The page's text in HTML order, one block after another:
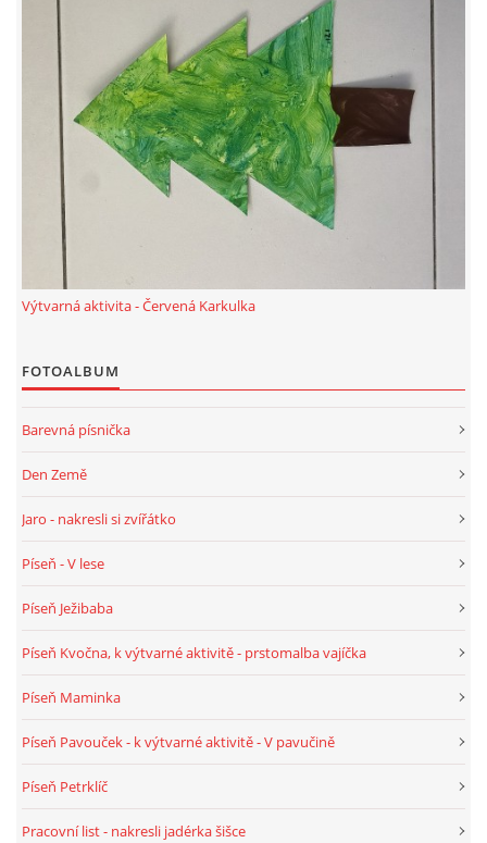
BÁSNĚ K TÉMATU ZIMA
POHYBOVÉ AKTIVITY NA TÉMA ZIMA
VZDĚLÁVACÍ PLÁN OD ZÁŘÍ DO ČERVNA
TÝDENNÍ PLÁNY
SMYSLOVÁ AKTIVITA
KALENDÁŘ PRO DĚTI
SVATÝ VÁCLAV
HALLOWEEN
Výtvarná aktivita - Červená Karkulka
FOTOALBUM
Barevná písnička
Den Země
Jaro - nakresli si zvířátko
Píseň - V lese
Píseň Ježibaba
Píseň Kvočna, k výtvarné aktivitě - prstomalba vajíčka
Píseň Maminka
Píseň Pavouček - k výtvarné aktivitě - V pavučině
Píseň Petrklíč
Pracovní list - nakresli jadérka šišce